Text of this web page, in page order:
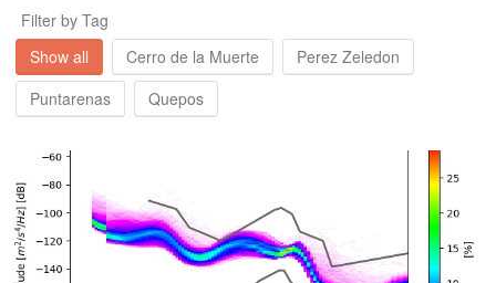
Filter by Tag
Show all
Cerro de la Muerte
Perez Zeledon
Puntarenas
Quepos